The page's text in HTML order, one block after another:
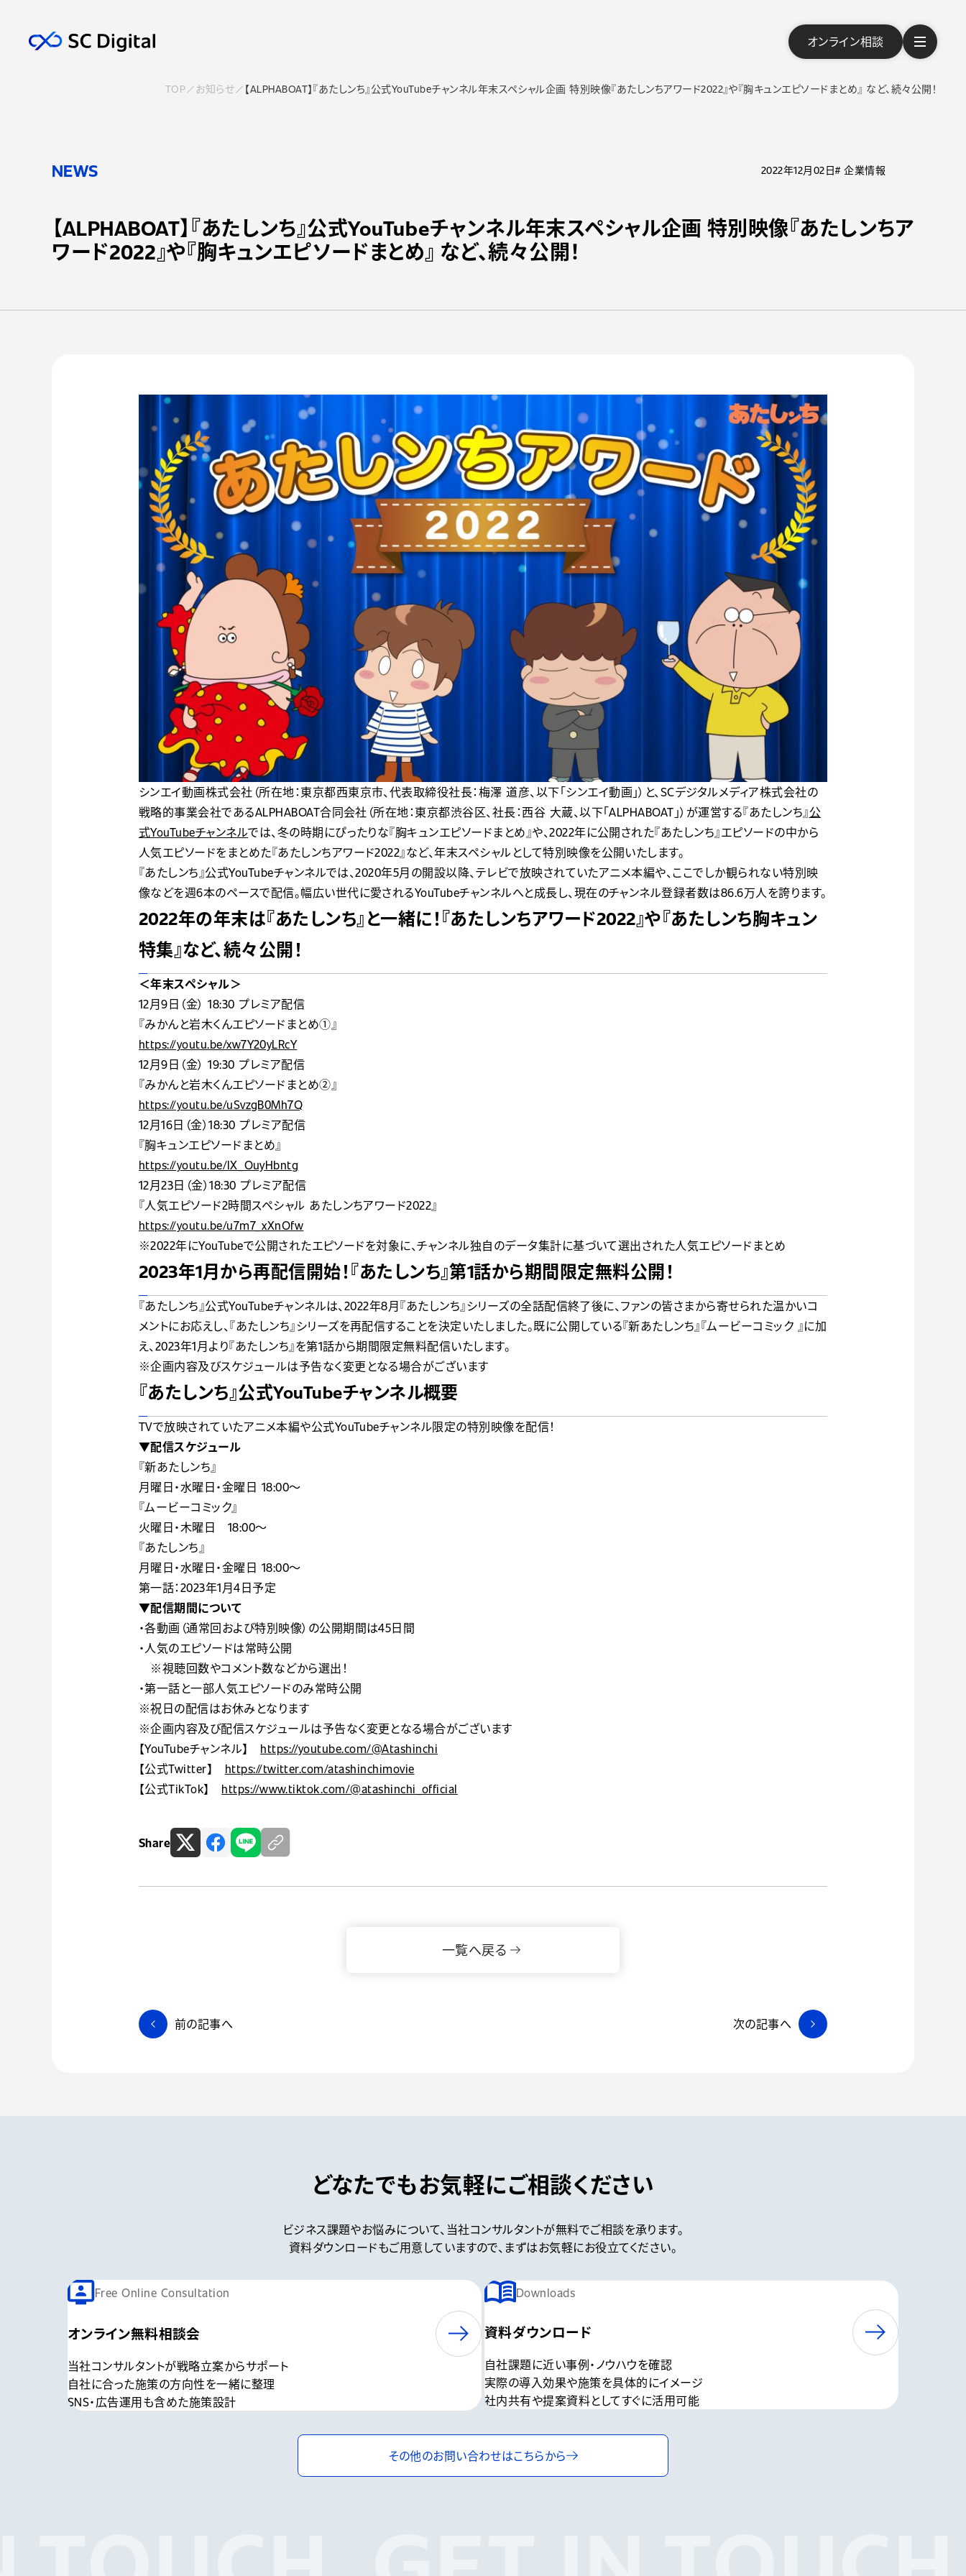
オンライン相談
TOP お知らせ 【ALPHABOAT】『あたしンち』公式YouTubeチャンネル年末スペシャル企画 特別映像『あたしンちアワード2022』や『胸キュンエピソードまとめ』 など、続々公開！
NEWS 2022年12月02日# 企業情報
【ALPHABOAT】『あたしンち』公式YouTubeチャンネル年末スペシャル企画 特別映像『あたしンちア
ワード2022』や『胸キュンエピソードまとめ』 など、続々公開！
シンエイ動画株式会社（所在地：東京都西東京市、代表取締役社長：梅澤 道彦、以下「シンエイ動画」）と、SCデジタルメディア株式会社の
戦略的事業会社であるALPHABOAT合同会社（所在地：東京都渋谷区、社長：西谷 大蔵、以下「ALPHABOAT」）が運営する『あたしンち』公
式YouTubeチャンネルでは、冬の時期にぴったりな『胸キュンエピソードまとめ』や、2022年に公開された『あたしンち』エピソードの中から
人気エピソードをまとめた『あたしンちアワード2022』など、年末スペシャルとして特別映像を公開いたします。
『あたしンち』公式YouTubeチャンネルでは、2020年5月の開設以降、テレビで放映されていたアニメ本編や、ここでしか観られない特別映
像などを週6本のペースで配信。幅広い世代に愛されるYouTubeチャンネルへと成長し、現在のチャンネル登録者数は86.6万人を誇ります。
2022年の年末は『あたしンち』と一緒に！『あたしンちアワード2022』や『あたしンち胸キュン
特集』など、続々公開！
＜年末スペシャル＞
12月9日（金） 18:30 プレミア配信
『みかんと岩木くんエピソードまとめ①』
https://youtu.be/xw7Y20yLRcY
12月9日（金） 19:30 プレミア配信
『みかんと岩木くんエピソードまとめ②』
https://youtu.be/uSvzgB0Mh7Q
12月16日（金）18:30 プレミア配信
『胸キュンエピソードまとめ』
​​https://youtu.be/IX_OuyHbntg
12月23日（金）18:30 プレミア配信
『人気エピソード2時間スペシャル あたしンちアワード2022』
https://youtu.be/u7m7_xXnOfw
※2022年にYouTubeで公開されたエピソードを対象に、チャンネル独自のデータ集計に基づいて選出された人気エピソードまとめ
2023年1月から再配信開始！『あたしンち』第1話から期間限定無料公開！
『あたしンち』公式YouTubeチャンネルは、2022年8月『あたしンち』シリーズの全話配信終了後に、ファンの皆さまから寄せられた温かいコ
メントにお応えし、『あたしンち』シリーズを再配信することを決定いたしました。既に公開している『新あたしンち』『ムービーコミック 』に加
え、2023年1月より『あたしンち』を第1話から期間限定無料配信いたします。
※企画内容及びスケジュールは予告なく変更となる場合がございます
『あたしンち』公式YouTubeチャンネル概要
TVで放映されていたアニメ本編や公式YouTubeチャンネル限定の特別映像を配信！
▼配信スケジュール
『新あたしンち』
月曜日・水曜日・金曜日 18:00〜
『ムービーコミック』
火曜日・木曜日 18:00〜
『あたしンち』
月曜日・水曜日・金曜日 18:00〜
第一話：2023年1月4日予定
▼配信期間について
・各動画（通常回および特別映像）の公開期間は45日間
・人気のエピソードは常時公開
※視聴回数やコメント数などから選出！
・第一話と一部人気エピソードのみ常時公開
※祝日の配信はお休みとなります
※企画内容及び配信スケジュールは予告なく変更となる場合がございます
【YouTubeチャンネル】 https://youtube.com/@Atashinchi
【公式Twitter】 https://twitter.com/atashinchimovie
【公式TikTok】 https://www.tiktok.com/@atashinchi_official
Share
一覧へ戻る
投
稿
前の記事へ 次の記事へ
どなたでもお気軽にご相談ください
ビジネス課題やお悩みについて、 当社コンサルタントが無料でご相談を承ります。
資料ダウンロードもご用意していますので、 まずはお気軽にお役立てください。
Free Online Consultation
オンライン無料相談会
当社コンサルタントが戦略立案からサポート
自社に合った施策の方向性を一緒に整理
SNS・広告運用も含めた施策設計
Downloads
資料ダウンロード
自社課題に近い事例・ノウハウを確認
実際の導入効果や施策を具体的にイメージ
社内共有や提案資料としてすぐに活用可能
その他のお問い合わせはこちらから